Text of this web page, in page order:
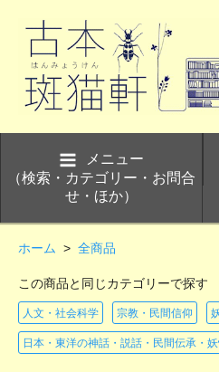
メニュー
（検索・カテゴリー・お問合
せ・ほか）
ホーム > 全商品
この商品と同じカテゴリーで探す
人文・社会科学 宗教・民間信仰
日本・東洋の神話・説話・民間伝承・